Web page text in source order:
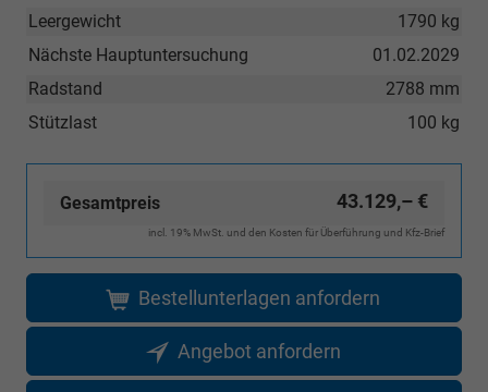
1790 kg
Leergewicht
01.02.2029
Nächste Hauptuntersuchung
2788 mm
Radstand
100 kg
Stützlast
Gesamtpreis 43.129,– €
incl. 19% MwSt. und den Kosten für Überführung und Kfz-Brief
Bestellunterlagen anfordern
Angebot anfordern